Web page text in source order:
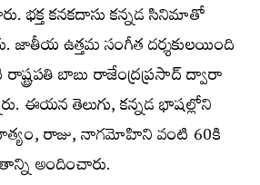
భక్త కనకదాసు కన్నడ సినిమాతో
జాతీయ ఉత్తమ సంగీత దర్శకులయింది
బాబు రాజేంద్రప్రసాద్ ద్వారా
ఈయన తెలుగు, కన్నడ భాషల్లోని
రాజు, నాగమోహిని వంటి 60కి
అందించారు.